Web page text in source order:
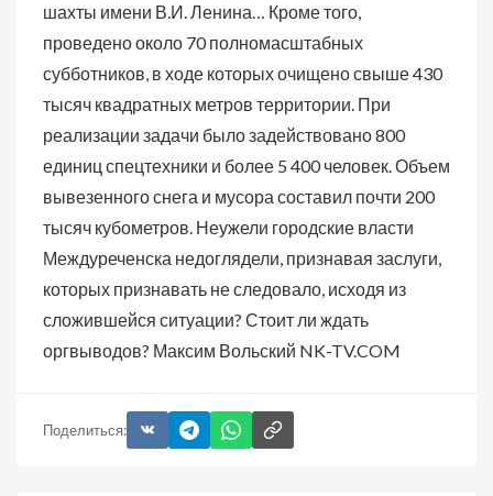
шахты имени В.И. Ленина… Кроме того,
проведено около 70 полномасштабных
субботников, в ходе которых очищено свыше 430
тысяч квадратных метров территории. При
реализации задачи было задействовано 800
единиц спецтехники и более 5 400 человек. Объем
вывезенного снега и мусора составил почти 200
тысяч кубометров. Неужели городские власти
Междуреченска недоглядели, признавая заслуги,
которых признавать не следовало, исходя из
сложившейся ситуации? Стоит ли ждать
оргвыводов? Максим Вольский NK-TV.COM
Поделиться: